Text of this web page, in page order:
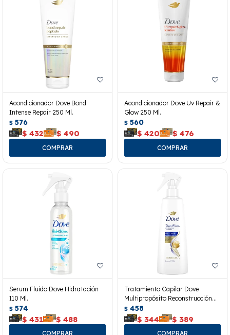
Acondicionador Dove Bond
Intense Repair 250 Ml.
$ 576
$ 432 $ 490
Acondicionador Dove Uv Repair &
Glow 250 Ml.
$ 560
$ 420 $ 476
Serum Fluido Dove Hidratación
110 Ml.
$ 574
$ 431 $ 488
Tratamiento Capilar Dove
Multipropósito Reconstrucción
175 Ml.
$ 458
$ 344 $ 389